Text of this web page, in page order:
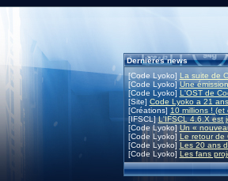
Dernières news
[Code Lyoko] La suite de
[Code Lyoko]Une
[Code Lyoko] L'OST de
[Site] Code Lyoko a 21
[Créations] 10 millions ! (et
[IFSCL]L'IFSCL 4.6.X est
[Code Lyoko] Un «
[Code Lyoko] Le retour de
[Code Lyoko] Les 20 ans
[Code Lyoko] Les fans